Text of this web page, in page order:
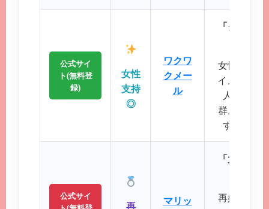
公式サイ
ト(無料登
録)
女性
支持
◎
ワクワ
クメー
ル
「クリー
女性誌に
イメージ
人サポー
群。初め
すい操作
公式サイ
再
マリッ
「大人の
再婚や婚